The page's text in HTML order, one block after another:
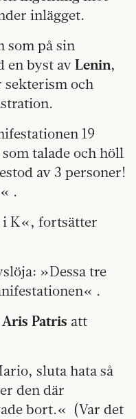
inlägget.
som på sin
en byst avLenin,
sekterism och
19
talade och höll
av 3 personer!
.
i K«, fortsätter
»Dessa tre
.
Aris Patris att
sluta hata så
den där
bort.« (Var det